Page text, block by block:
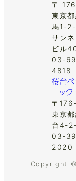
〒
東京
馬1-
サン
ビル
03-
4818
桜台ペ
ニック
〒
東京
台4-
03-
2020
Copyright ©